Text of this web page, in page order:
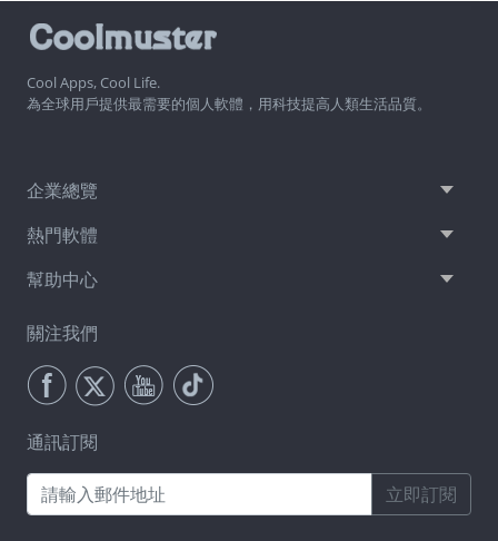
Cool Apps, Cool Life.
為全球用戶提供最需要的個人軟體，用科技提高人類生活品質。
企業總覽
熱門軟體
幫助中心
關注我們
通訊訂閱
立即訂閱